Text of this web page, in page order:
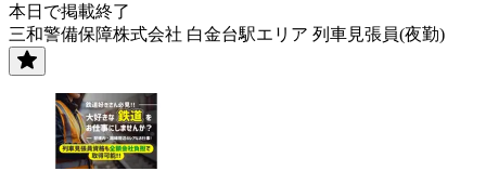
本日で掲載終了
三和警備保障株式会社 白金台駅エリア 列車見張員(夜勤)